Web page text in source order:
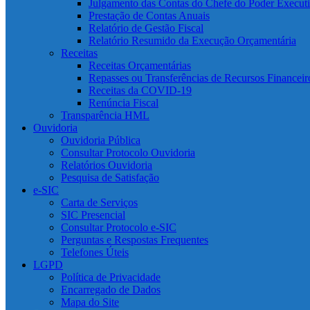
Julgamento das Contas do Chefe do Poder
Prestação de Contas Anuais
Relatório de Gestão Fiscal
Relatório Resumido da Execução Orçamentária
Receitas
Receitas Orçamentárias
Repasses ou Transferências de Recursos
Receitas da COVID-19
Renúncia Fiscal
Transparência HML
Ouvidoria
Ouvidoria Pública
Consultar Protocolo Ouvidoria
Relatórios Ouvidoria
Pesquisa de Satisfação
e-SIC
Carta de Serviços
SIC Presencial
Consultar Protocolo e-SIC
Perguntas e Respostas Frequentes
Telefones Úteis
LGPD
Política de Privacidade
Encarregado de Dados
Mapa do Site